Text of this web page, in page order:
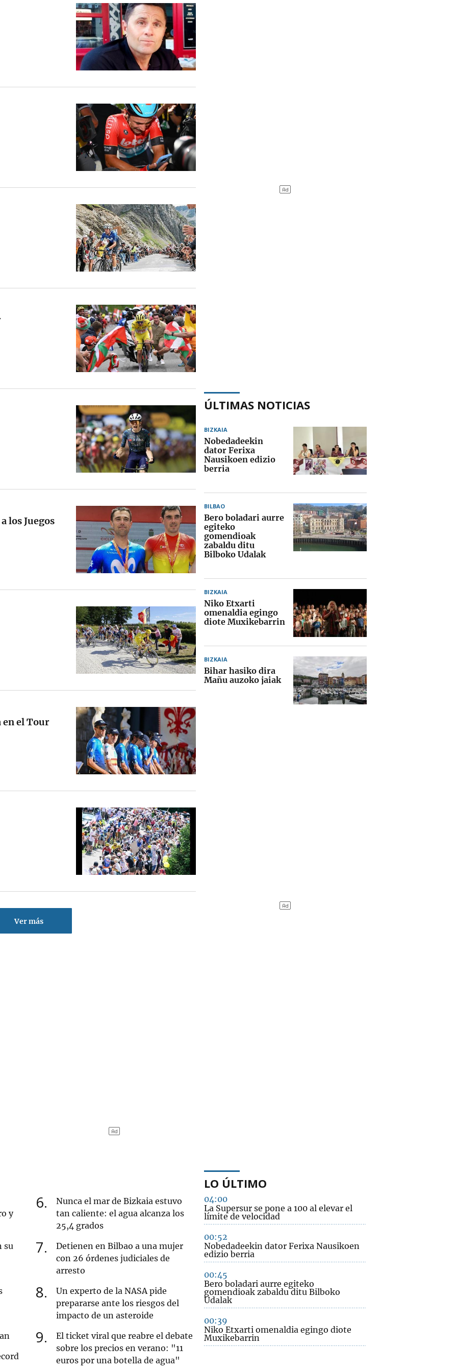
los Juegos
en el Tour
Ver más
ÚLTIMAS NOTICIAS
BIZKAIA
Nobedadeekin
dator Ferixa
Nausikoen edizio
berria
BILBAO
Bero boladari aurre
egiteko
gomendioak
zabaldu ditu
Bilboko Udalak
BIZKAIA
Niko Etxarti
omenaldia egingo
diote Muxikebarrin
BIZKAIA
Bihar hasiko dira
Mañu auzoko jaiak
y
su
6
Nunca el mar de Bizkaia estuvo
tan caliente: el agua alcanza los
25,4 grados
7
Detienen en Bilbao a una mujer
con 26 órdenes judiciales de
arresto
8
Un experto de la NASA pide
prepararse ante los riesgos del
impacto de un asteroide
9
El ticket viral que reabre el debate
sobre los precios en verano: "11
euros por una botella de agua"
LO ÚLTIMO
04:00
La Supersur se pone a 100 al elevar el
límite de velocidad
00:52
Nobedadeekin dator Ferixa Nausikoen
edizio berria
00:45
Bero boladari aurre egiteko
gomendioak zabaldu ditu Bilboko
Udalak
00:39
Niko Etxarti omenaldia egingo diote
Muxikebarrin